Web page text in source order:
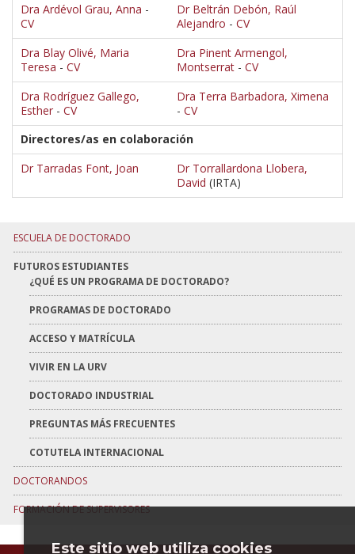
Dra Ardévol Grau, Anna -
CV
Dr Beltrán Debón, Raúl
Alejandro - CV
Dra Blay Olivé, Maria
Teresa - CV
Dra Pinent Armengol,
Montserrat - CV
Dra Rodríguez Gallego,
Esther - CV
Dra Terra Barbadora, Ximena
- CV
Directores/as en colaboración
Dr Tarradas Font, Joan
Dr Torrallardona Llobera,
David (IRTA)
ESCUELA DE DOCTORADO
FUTUROS ESTUDIANTES
¿QUÉ ES UN PROGRAMA DE DOCTORADO?
PROGRAMAS DE DOCTORADO
ACCESO Y MATRÍCULA
VIVIR EN LA URV
DOCTORADO INDUSTRIAL
PREGUNTAS MÁS FRECUENTES
COTUTELA INTERNACIONAL
DOCTORANDOS
FORMACIÓN DE SUPERVISORES
Este sitio web utiliza cookies